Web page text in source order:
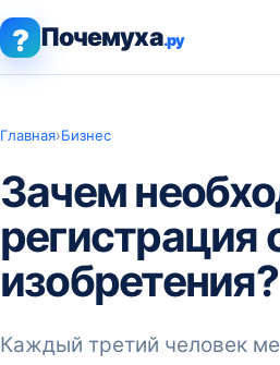
? Почемуха.ру
Главная›Бизнес
Зачем
регистрация
изобретения?
Каждый третий человек